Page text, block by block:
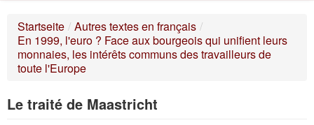
WAS IST DIE IKV?
SUCHE
KONTAKT
Startseite / Autres textes en français /
En 1999, l'euro ? Face aux bourgeois qui unifient leurs
monnaies, les intérêts communs des travailleurs de
toute l'Europe
Le traité de Maastricht